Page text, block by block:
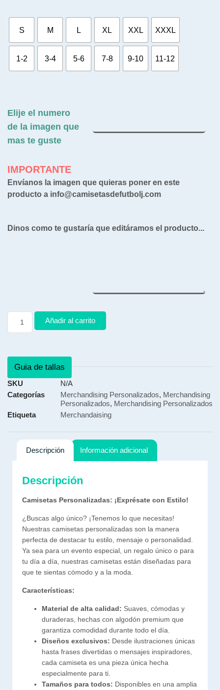
S M L XL XXL XXXL
1-2 3-4 5-6 7-8 9-10 11-12
Elije el numero
de la imagen que
mas te guste
IMPORTANTE
Envíanos la imagen que quieras poner en este
producto a info@camisetasdefutbolj.com
Dinos como te gustaría que editáramos el producto...
Añadir al carrito
Guia de tallas
SKU
N/A
Categorías
Merchandising Personalizados, Merchandising
Personalizados, Merchandising Personalizados
Etiqueta
Merchandaising
Descripción Información adicional
Descripción
Camisetas Personalizadas: ¡Exprésate con Estilo!
¿Buscas algo único? ¡Tenemos lo que necesitas!
Nuestras camisetas personalizadas son la manera
perfecta de destacar tu estilo, mensaje o personalidad.
Ya sea para un evento especial, un regalo único o para
tu día a día, nuestras camisetas están diseñadas para
que te sientas cómodo y a la moda.
Características:
Material de alta calidad: Suaves, cómodas y
duraderas, hechas con algodón premium que
garantiza comodidad durante todo el día.
Diseños exclusivos: Desde ilustraciones únicas
hasta frases divertidas o mensajes inspiradores,
cada camiseta es una pieza única hecha
especialmente para ti.
Tamaños para todos: Disponibles en una amplia